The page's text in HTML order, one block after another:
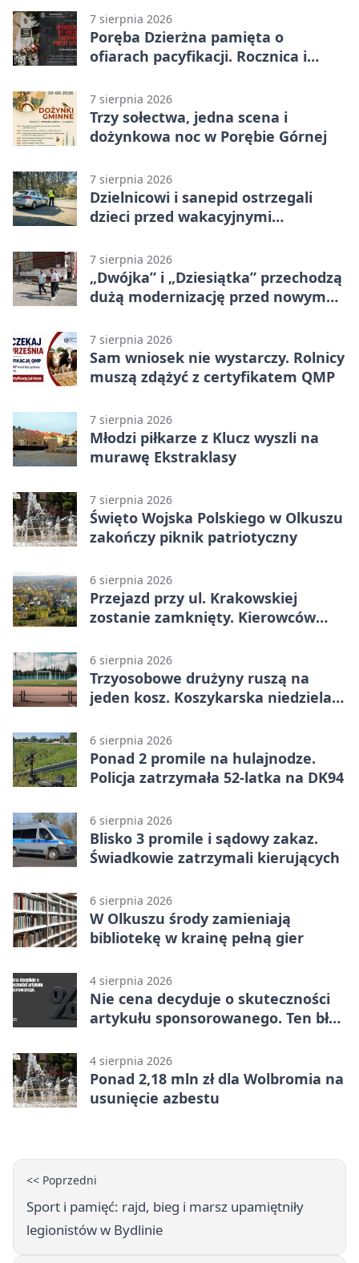
7 sierpnia 2026
Poręba Dzierżna pamięta o
ofiarach pacyfikacji. Rocznica i
7 sierpnia 2026
Trzy sołectwa, jedna scena i
dożynkowa noc w Porębie Górnej
7 sierpnia 2026
Dzielnicowi i sanepid ostrzegali
dzieci przed wakacyjnymi
7 sierpnia 2026
„Dwójka” i „Dziesiątka” przechodzą
dużą modernizację przed nowym
7 sierpnia 2026
Sam wniosek nie wystarczy. Rolnicy
muszą zdążyć z certyfikatem QMP
7 sierpnia 2026
Młodzi piłkarze z Klucz wyszli na
murawę Ekstraklasy
7 sierpnia 2026
Święto Wojska Polskiego w Olkuszu
zakończy piknik patriotyczny
6 sierpnia 2026
Przejazd przy ul. Krakowskiej
zostanie zamknięty. Kierowców
6 sierpnia 2026
Trzyosobowe drużyny ruszą na
jeden kosz. Koszykarska niedziela
6 sierpnia 2026
Ponad 2 promile na hulajnodze.
Policja zatrzymała 52-latka na DK94
6 sierpnia 2026
Blisko 3 promile i sądowy zakaz.
Świadkowie zatrzymali kierujących
6 sierpnia 2026
W Olkuszu środy zamieniają
bibliotekę w krainę pełną gier
4 sierpnia 2026
Nie cena decyduje o skuteczności
artykułu sponsorowanego. Ten błąd
4 sierpnia 2026
Ponad 2,18 mln zł dla Wolbromia na
usunięcie azbestu
<< Poprzedni
Sport i pamięć: rajd, bieg i marsz upamiętniły
legionistów w Bydlinie